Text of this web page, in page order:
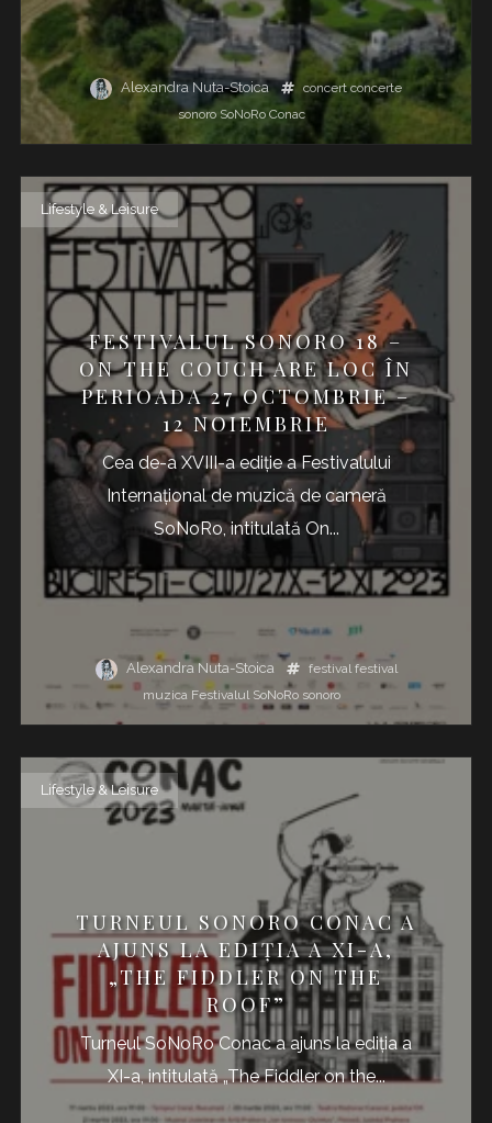
Alexandra Nuta-Stoica concert concerte
sonoro SoNoRo Conac
Lifestyle & Leisure
FESTIVALUL SONORO 18 –
ON THE COUCH ARE LOC ÎN
PERIOADA 27 OCTOMBRIE –
12 NOIEMBRIE
Cea de-a XVIII-a ediție a Festivalului
Internațional de muzică de cameră
SoNoRo, intitulată On...
Alexandra Nuta-Stoica festival festival
muzica Festivalul SoNoRo sonoro
Lifestyle & Leisure
TURNEUL SONORO CONAC A
AJUNS LA EDIȚIA A XI-A,
„THE FIDDLER ON THE
ROOF”
Turneul SoNoRo Conac a ajuns la ediția a
XI-a, intitulată „The Fiddler on the...